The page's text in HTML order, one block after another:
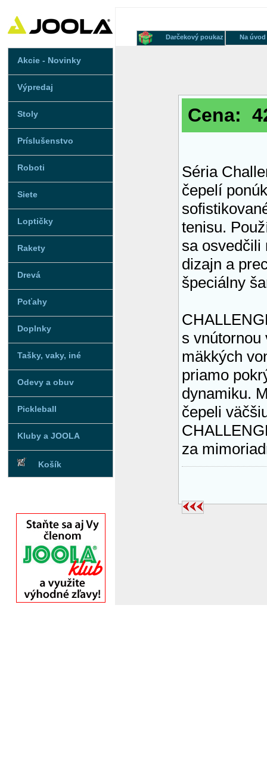
Akcie - Novinky
Výpredaj
Stoly
Príslušenstvo
Roboti
Siete
Loptičky
Rakety
Drevá
Poťahy
Doplnky
Tašky, vaky, iné
Odevy a obuv
Pickleball
Kluby a JOOLA
Košík
Na úvod
Darčekový poukaz
Cena:
Séria
čepelí
tenisu.
sa osvedčili
dizajn a
špeciálny
s vnútornou
mäkkých
priamo
dynamiku.
čepeli
za